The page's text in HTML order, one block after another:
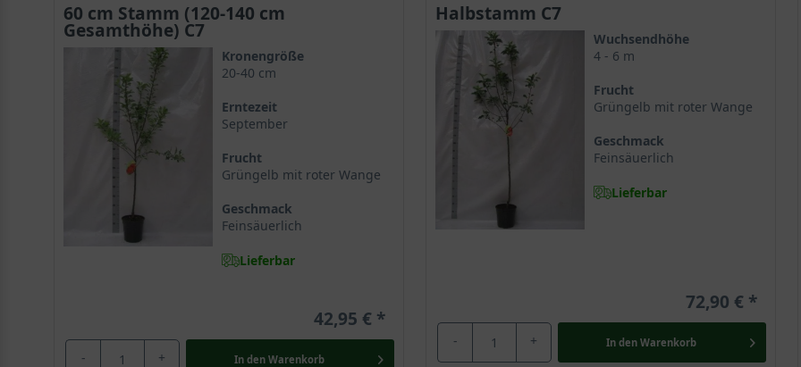
60 cm Stamm (120-140 cm
Gesamthöhe) C7
Kronengröße
20-40 cm
Erntezeit
September
Frucht
Grüngelb mit roter Wange
Geschmack
Feinsäuerlich
Lieferbar
42,95 €
- + In den Warenkorb
Halbstamm C7
Wuchsendhöhe
4 - 6 m
Frucht
Grüngelb mit roter Wange
Geschmack
Feinsäuerlich
Lieferbar
72,90 €
- + In den Warenkorb